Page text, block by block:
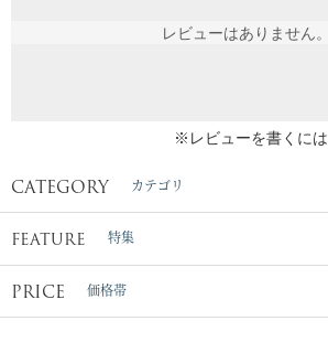
レビューはありません。
※レビューを書くには
CATEGORY カテゴリ
FEATURE 特集
PRICE 価格帯